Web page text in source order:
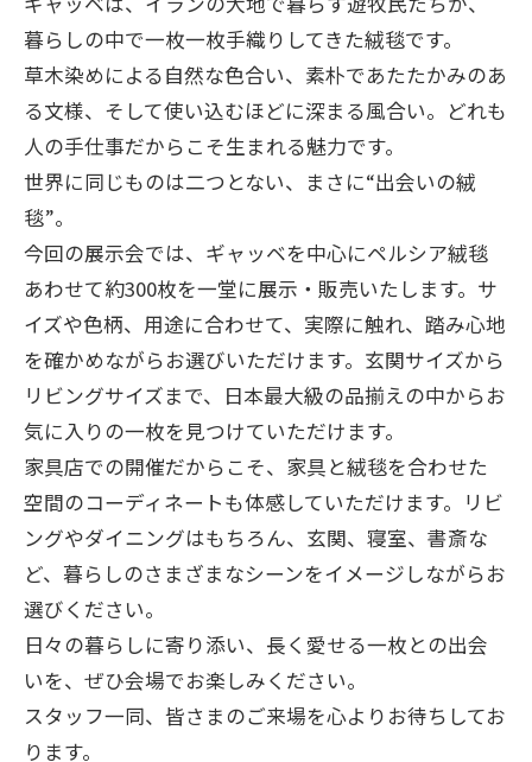
暮らしの中で一枚一枚手織りしてきた絨毯です。
草木染めによる自然な色合い、素朴であたたかみのあ
る文様、そして使い込むほどに深まる風合い。どれも
人の手仕事だからこそ生まれる魅力です。
世界に同じものは二つとない、まさに“出会いの絨
毯”。
今回の展示会では、ギャッベを中心にペルシア絨毯
あわせて約300枚を一堂に展示・販売いたします。サ
イズや色柄、用途に合わせて、実際に触れ、踏み心地
を確かめながらお選びいただけます。玄関サイズから
リビングサイズまで、日本最大級の品揃えの中からお
気に入りの一枚を見つけていただけます。
家具店での開催だからこそ、家具と絨毯を合わせた
空間のコーディネートも体感していただけます。リビ
ングやダイニングはもちろん、玄関、寝室、書斎な
ど、暮らしのさまざまなシーンをイメージしながらお
選びください。
日々の暮らしに寄り添い、長く愛せる一枚との出会
いを、ぜひ会場でお楽しみください。
スタッフ一同、皆さまのご来場を心よりお待ちしてお
ります。